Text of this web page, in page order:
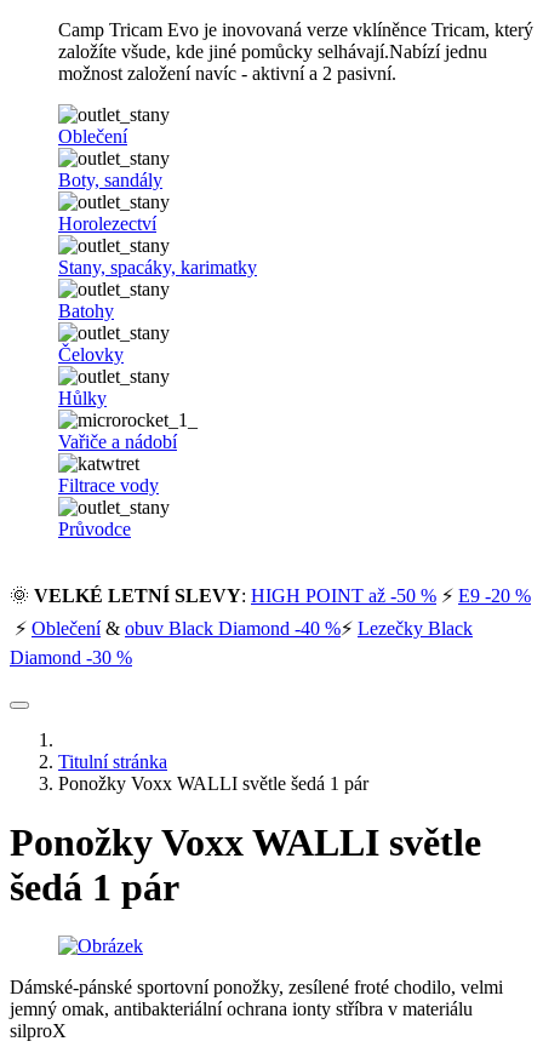
Camp Tricam Evo je inovovaná verze vklíněnce Tricam, který
založíte všude, kde jiné pomůcky selhávají.Nabízí jednu
možnost založení navíc - aktivní a 2 pasivní.
Oblečení
Boty, sandály
Horolezectví
Stany, spacáky, karimatky
Batohy
Čelovky
Hůlky
Vařiče a nádobí
Filtrace vody
Průvodce
🌞 VELKÉ LETNÍ SLEVY: HIGH POINT až -50 % ⚡ E9 -20 %
⚡ Oblečení& obuv Black Diamond -40 %⚡ Lezečky Black
Diamond -30 %
Titulní stránka
Ponožky Voxx WALLI světle šedá 1 pár
Ponožky Voxx WALLI světle
šedá 1 pár
Dámské-pánské sportovní ponožky, zesílené froté chodilo, velmi
jemný omak, antibakteriální ochrana ionty stříbra v materiálu
silproX